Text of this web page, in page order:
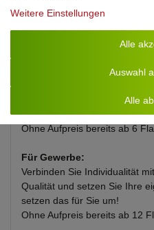
stehen!
einem bleibendem Erlebnis!
Hochzeitsgäste, mit Ihrem
Flaschen- Etikett, auf
Ohne Aufpreis bereits ab 6
Für Gewerbe:
Verbinden Sie Individualität
Qualität und setzen Sie Ihre
setzen das für Sie um!
Ohne Aufpreis bereits ab 12
Weitere Einstellungen
Alle
Auswahl
Alle